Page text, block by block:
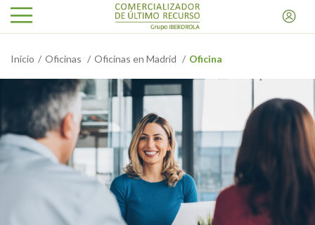
Inicio Oficinas Oficinas en Madrid Oficina